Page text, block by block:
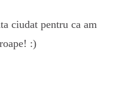
ciudat pentru ca am
:)